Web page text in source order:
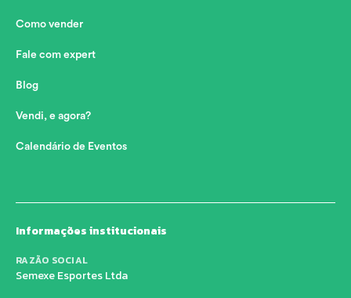
Como vender
Fale com expert
Blog
Vendi, e agora?
Calendário de Eventos
Informações institucionais
RAZÃO SOCIAL
Semexe Esportes Ltda